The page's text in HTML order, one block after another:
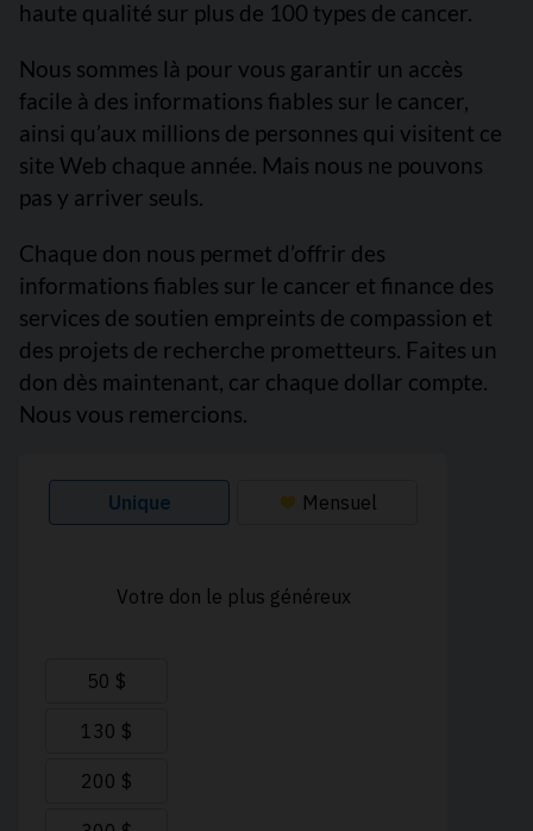
haute qualité sur plus de 100 types de cancer.
Nous sommes là pour vous garantir un accès
facile à des informations fiables sur le cancer,
ainsi qu’aux millions de personnes qui visitent ce
site Web chaque année. Mais nous ne pouvons
pas y arriver seuls.
Chaque don nous permet d’offrir des
informations fiables sur le cancer et finance des
services de soutien empreints de compassion et
des projets de recherche prometteurs. Faites un
don dès maintenant, car chaque dollar compte.
Nous vous remercions.